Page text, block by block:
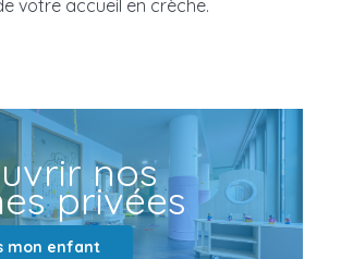
votre accueil en crèche.
nos
privées
mon enfant